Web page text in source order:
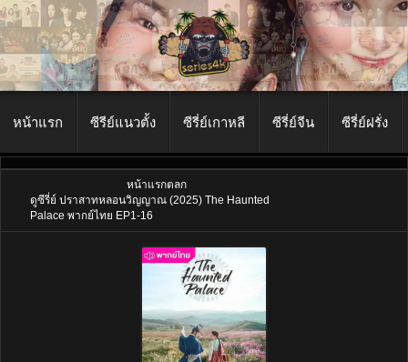
หน้าแรก ซีรีย์แนวตั้ง ซีรี่ย์เกาหลี ซีรี่ย์จีน ซีรี่ย์ฝรั่ง
หน้าแรกตลก
ดูซีรี่ย์ ปราสาทหลอนวิญญาณ (2025) The Haunted
Palace พากย์ไทย EP1-16